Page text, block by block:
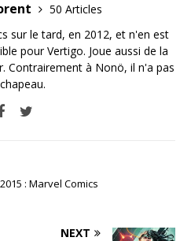
50 Articles
sur le tard, en 2012, et n'en est
pour Vertigo. Joue aussi de la
Contrairement à Nonö, il n'a pas
: Marvel Comics
NEXT